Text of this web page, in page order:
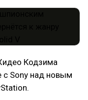
Кодзима
с Sony над новым